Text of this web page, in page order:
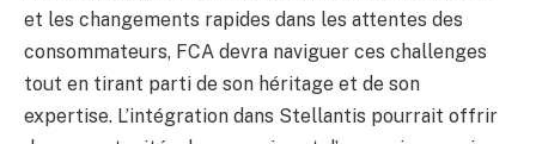
et les changements rapides dans les attentes des
consommateurs, FCA devra naviguer ces challenges
tout en tirant parti de son héritage et de son
expertise. L’intégration dans Stellantis pourrait offrir